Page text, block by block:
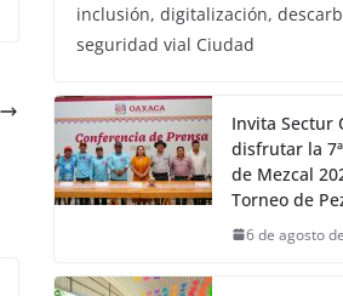
inclusión, digitalización,
seguridad vial Ciudad
Invita Sectur
disfrutar la
de Mezcal
Torneo de
6 de agosto